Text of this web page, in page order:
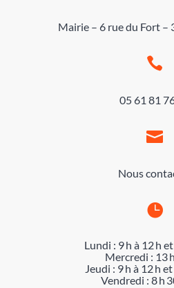
Mairie – 6 rue du Fort –

05 61 81

Nous

Lundi : 9 h à 12 h
Mercredi : 13
Jeudi : 9 h à 12 h
Vendredi : 8 h